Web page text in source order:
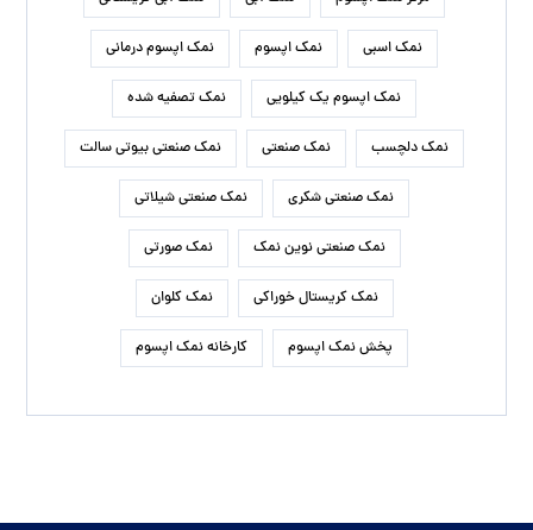
نمک اسبی نمک اپسوم نمک اپسوم درمانی
نمک اپسوم یک کیلویی نمک تصفیه شده
نمک دلچسب نمک صنعتی نمک صنعتی بیوتی سالت
نمک صنعتی شکری نمک صنعتی شیلاتی
نمک صنعتی نوین نمک نمک صورتی
نمک کریستال خوراکی نمک کلوان
پخش نمک اپسوم کارخانه نمک اپسوم